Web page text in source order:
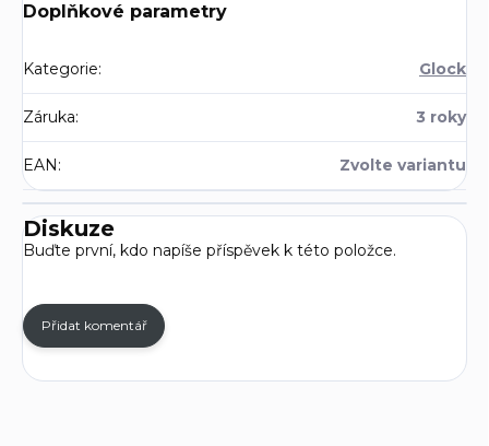
Doplňkové parametry
Kategorie: Glock
Záruka: 3 roky
EAN : Zvolte variantu
Diskuze
Buďte první, kdo napíše příspěvek k této položce.
Přidat komentář